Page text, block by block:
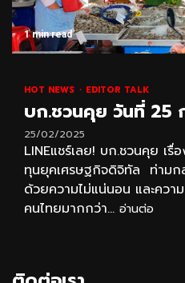
1 min read
HOT NEWS EDITOR TALK
บก.ชวนคุย วันที่ 25
25/02/2025
LINEแชร์เลย! บก.ชวนคุย เ
ทุนยุคเศรษฐกิจดิจิทัล ท่ามก
ด้วยความไม่แน่นอน และควา
คนไทยมากกว่า... อ่านต่อ